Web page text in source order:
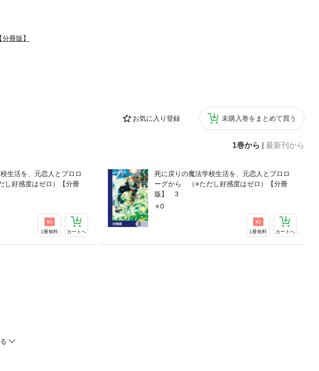
お気に入り登録 未購入巻をまとめて買う
1巻から 最新刊から
生活を、元恋人とプロロ
好感度はゼロ）【分冊
1冊無料 カートへ
死に戻りの魔法学校生活を、元恋人とプロロ
ーグから （※ただし好感度はゼロ）【分冊
版】 3
0
1冊無料 カートへ
冊版】